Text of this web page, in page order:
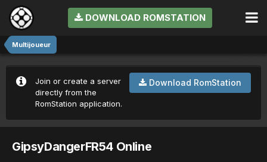
DOWNLOAD ROMSTATION
Multijoueur
Download RomStation
Join or create a server
directly from the
RomStation application.
GipsyDangerFR54 Online